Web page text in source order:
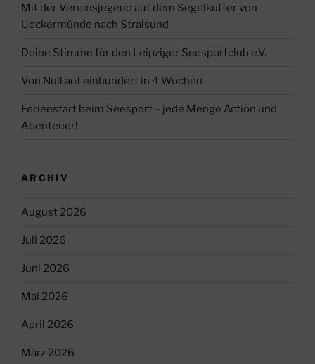
Mit der Vereinsjugend auf dem Segelkutter von
Ueckermünde nach Stralsund
Deine Stimme für den Leipziger Seesportclub e.V.
Von Null auf einhundert in 4 Wochen
Ferienstart beim Seesport – jede Menge Action und
Abenteuer!
ARCHIV
August 2026
Juli 2026
Juni 2026
Mai 2026
April 2026
März 2026